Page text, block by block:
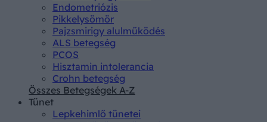
Endometriózis
Pikkelysömör
Pajzsmirigy alulműködés
ALS betegség
PCOS
Hisztamin intolerancia
Crohn betegség
Összes Betegségek A-Z
Tünet
Lepkehimlő tünetei